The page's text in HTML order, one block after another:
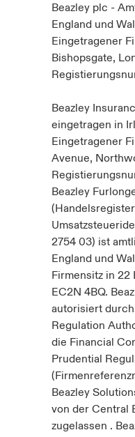
Beazley plc -
England und
Eingetragener
Bishopsgate,
Beazley
eingetragen in
Eingetragener
Avenue,
Beazley
2754 03) ist
England und
Firmensitz in 22
EC2N 4BQ.
autorisiert
Regulation
die Financial
Prudential
Beazley
von der Central
zugelassen .